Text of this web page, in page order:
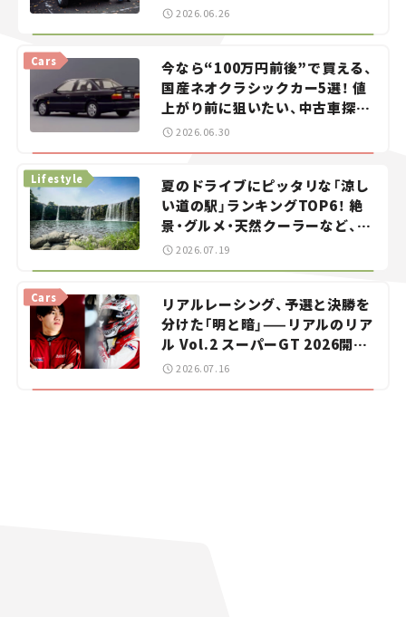
2026.06.26
今なら“100万円前後”で買える、
国産ネオクラシックカー5選！ 値
上がり前に狙いたい、中古車探し
をお手伝い――ちょっとイケてるマ
Cars
2026.06.30
夏のドライブにピッタリな「涼し
い道の駅」ランキングTOP6！ 絶
景・グルメ・天然クーラーなど、避
暑におすすめのスポットを紹介
【道の駅マニアの推し駅ガイド】
Lifestyle
2026.07.19
リアルレーシング、予選と決勝を
分けた「明と暗」——リアルのリア
ル Vol.2 スーパーGT 2026開幕
戦 岡山国際サーキット
Cars
2026.07.16